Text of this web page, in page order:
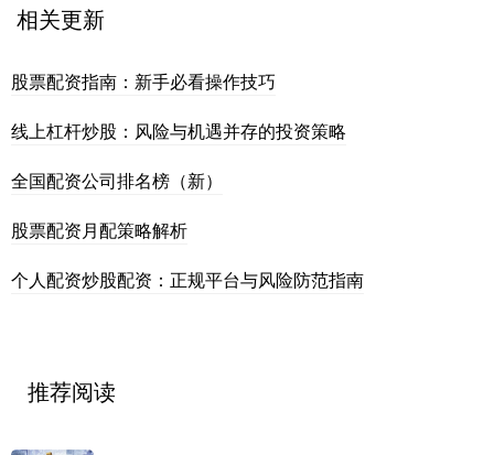
相关更新
股票配资指南：新手必看操作技巧
线上杠杆炒股：风险与机遇并存的投资策略
全国配资公司排名榜（新）
股票配资月配策略解析
个人配资炒股配资：正规平台与风险防范指南
推荐阅读